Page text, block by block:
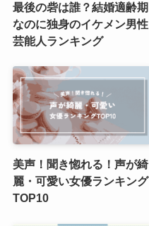
最後の砦は誰？結婚適齢期
なのに独身のイケメン男性
芸能人ランキング
美声！聞き惚れる！声が綺
麗・可愛い女優ランキング
TOP10